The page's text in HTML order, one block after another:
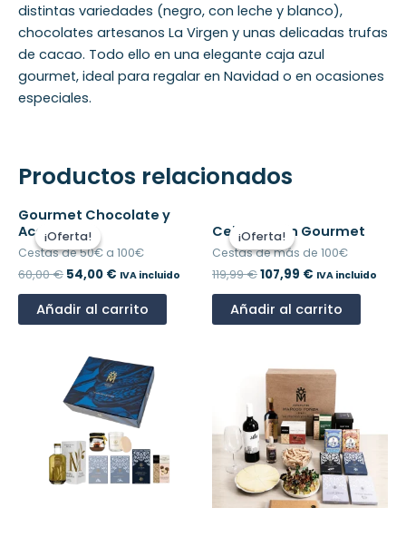
distintas variedades (negro, con leche y blanco),
chocolates artesanos La Virgen y unas delicadas trufas
de cacao. Todo ello en una elegante caja azul
gourmet, ideal para regalar en Navidad o en ocasiones
especiales.
Productos relacionados
¡Oferta!
¡Oferta!
Gourmet Chocolate y
Aceite
Cestas de 50€ a 100€
60,00€
El
precio
original
era:
60,00 €.
54,00 €
El
actual
es:
54,00 €.
IVA incluido
Añadir al carrito
¡Oferta!
¡Oferta!
Celebración Gourmet
Cestas de más de 100€
119,99€
precio
original
era:
119,99 €.
107,99 €
precio
actual
es:
107,99 €.
IVA incluido
Añadir al carrito